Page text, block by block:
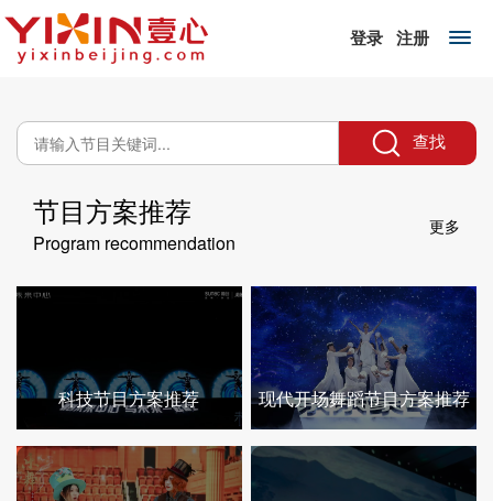
登录 注册
查找
节目方案推荐
Program recommendation
更多
科技节目方案推荐 现代开场舞蹈节目方案推荐